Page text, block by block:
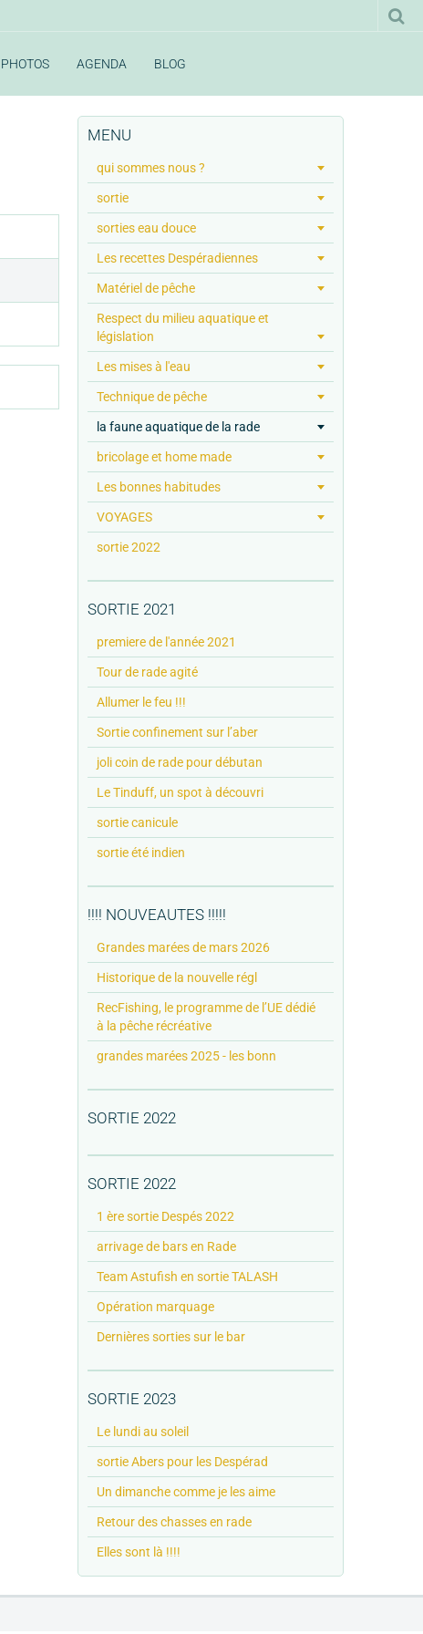
PHOTOS AGENDA BLOG
MENU
qui sommes nous ?
sortie
sorties eau douce
Les recettes Despéradiennes
Matériel de pêche
Respect du milieu aquatique et
législation
Les mises à l'eau
Technique de pêche
la faune aquatique de la rade
bricolage et home made
Les bonnes habitudes
VOYAGES
sortie 2022
SORTIE 2021
premiere de l'année 2021
Tour de rade agité
Allumer le feu !!!
Sortie confinement sur l’aber
joli coin de rade pour débutan
Le Tinduff, un spot à découvri
sortie canicule
sortie été indien
!!!! NOUVEAUTES !!!!!
Grandes marées de mars 2026
Historique de la nouvelle régl
RecFishing, le programme de l’UE dédié
à la pêche récréative
grandes marées 2025 - les bonn
SORTIE 2022
SORTIE 2022
1 ère sortie Despés 2022
arrivage de bars en Rade
Team Astufish en sortie TALASH
Opération marquage
Dernières sorties sur le bar
SORTIE 2023
Le lundi au soleil
sortie Abers pour les Despérad
Un dimanche comme je les aime
Retour des chasses en rade
Elles sont là !!!!